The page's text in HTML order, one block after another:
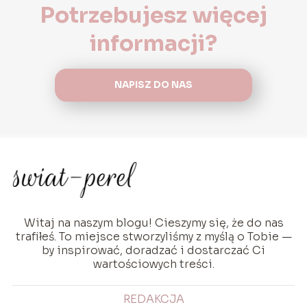
Potrzebujesz więcej
informacji?
NAPISZ DO NAS
Witaj na naszym blogu! Cieszymy się, że do nas
trafiłeś. To miejsce stworzyliśmy z myślą o Tobie —
by inspirować, doradzać i dostarczać Ci
wartościowych treści.
REDAKCJA